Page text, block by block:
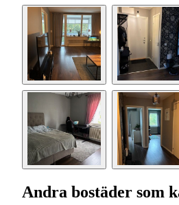
Andra bostäder som